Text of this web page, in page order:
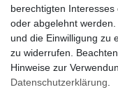
Newsletter
Newsletter
Hiermit bestätige ich, dass
Einwilligung kann ich
berechtigten
oder abgelehnt
und die Einwilligung zu
zu widerrufen.
Hinweise zur
Daten­schutz­erklärung